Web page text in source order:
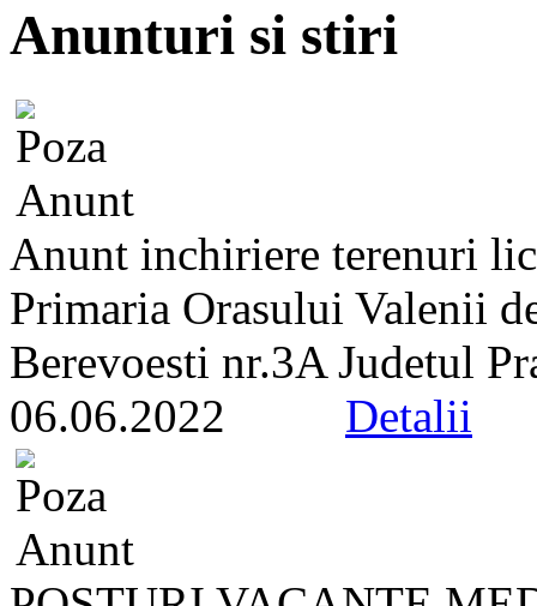
Anunturi si stiri
Anunt inchiriere terenuri
Primaria Orasului Valenii
Berevoesti nr.3A Judetul
06.06.2022 Detalii